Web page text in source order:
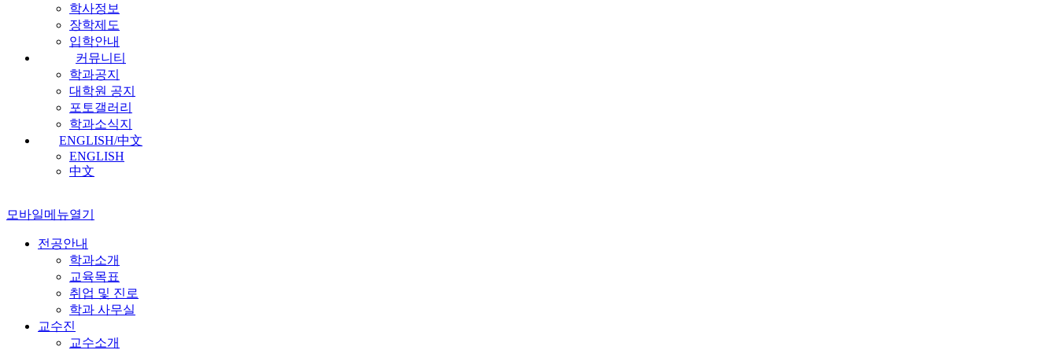
학사정보
장학제도
입학안내
커뮤니티
학과공지
대학원 공지
포토갤러리
학과소식지
ENGLISH/中文
ENGLISH
中文
모바일메뉴열기
전공안내
학과소개
교육목표
취업 및 진로
학과 사무실
교수진
교수소개